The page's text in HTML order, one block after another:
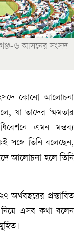
৬ আসনের সংসদ
সংসদে কোনো আলোচনা
যা তাদের ‘ক্ষমতার
এমন মন্তব্য
সঙ্গে তিনি বলেছেন,
আলোচনা হলে তিনি
প্রস্তাবিত
এসব কথা বলেন